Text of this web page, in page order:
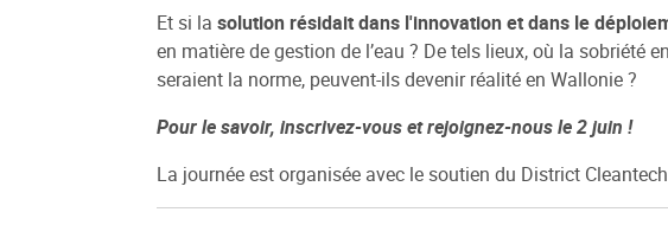
Et si la solution résidait dans l'innovation et dans le
en matière de gestion de l’eau ? De tels lieux, où la sobriété
seraient la norme, peuvent-ils devenir réalité en Wallonie ?
Pour le savoir, inscrivez-vous et rejoignez-nous le 2 juin !
La journée est organisée avec le soutien du District